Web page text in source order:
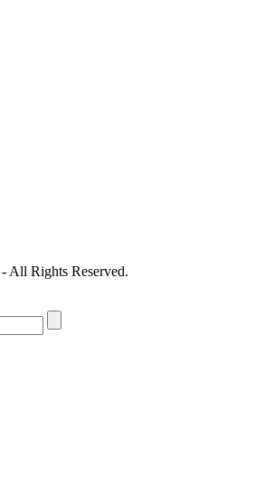
All Rights Reserved.